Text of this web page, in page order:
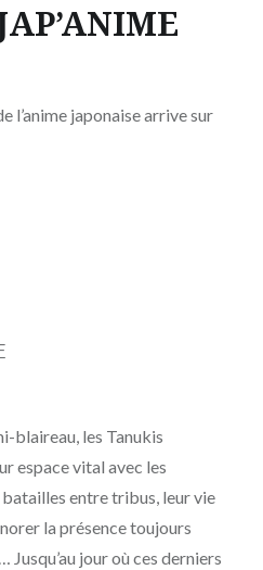
MOÏSE
JUILLET
l’anime japonaise arrive sur
blaireau, les Tanukis
espace vital avec les
entre tribus, leur vie
la présence toujours
Jusqu’au jour où ces derniers